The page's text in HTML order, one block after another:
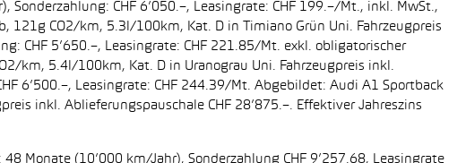
CHF 6’050.–, Leasingrate: CHF 199.–/Mt., inkl. MwSt.,
121g CO2/km, 5.3l/100km, Kat. D in Timiano Grün Uni. Fahrzeugpreis
CHF 5’650.–, Leasingrate: CHF 221.85/Mt. exkl. obligatorischer
km, 5.4l/100km, Kat. D in Uranograu Uni. Fahrzeugpreis inkl.
6’500.–, Leasingrate: CHF 244.39/Mt. Abgebildet: Audi A1 Sportback
inkl. Ablieferungspauschale CHF 28’875.–. Effektiver Jahreszins
Monate (10’000 km/Jahr), Sonderzahlung CHF 9’257.68, Leasingrate